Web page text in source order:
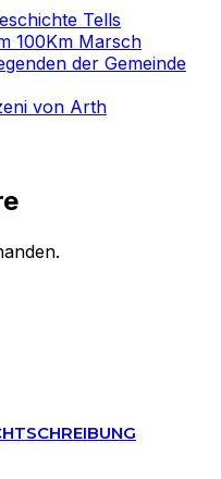
Tells
100Km Marsch
der Gemeinde
von Arth